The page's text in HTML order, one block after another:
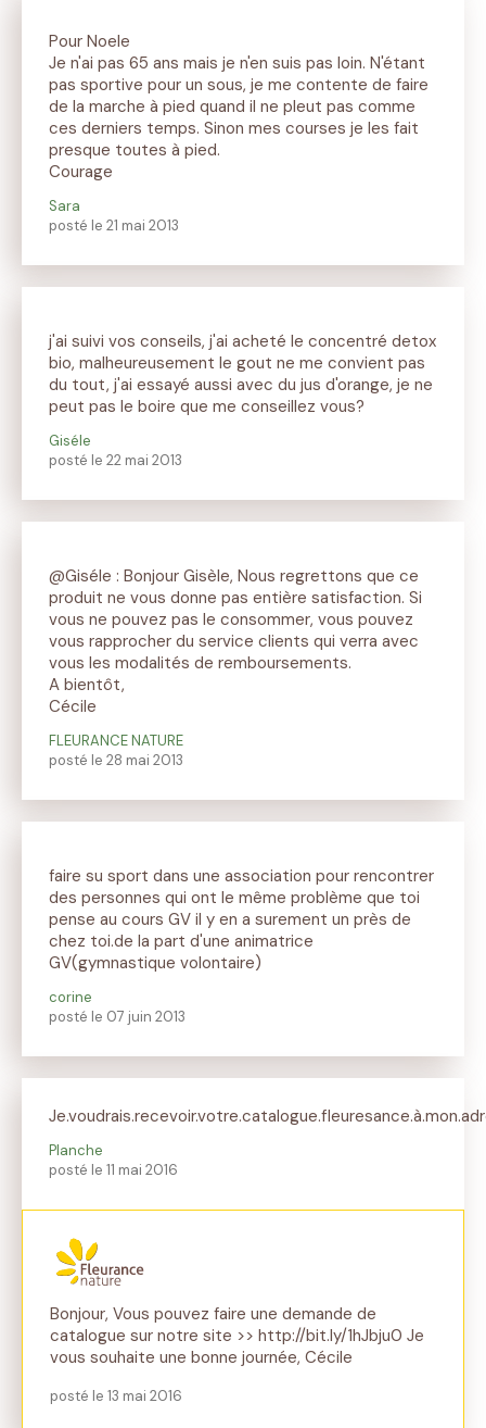
Pour Noele
Je n'ai pas 65 ans mais je n'en suis pas loin. N'étant
pas sportive pour un sous, je me contente de faire
de la marche à pied quand il ne pleut pas comme
ces derniers temps. Sinon mes courses je les fait
presque toutes à pied.
Courage
Sara
posté le 21 mai 2013
j'ai suivi vos conseils, j'ai acheté le concentré detox
bio, malheureusement le gout ne me convient pas
du tout, j'ai essayé aussi avec du jus d'orange, je ne
peut pas le boire que me conseillez vous?
Giséle
posté le 22 mai 2013
@Giséle : Bonjour Gisèle, Nous regrettons que ce
produit ne vous donne pas entière satisfaction. Si
vous ne pouvez pas le consommer, vous pouvez
vous rapprocher du service clients qui verra avec
vous les modalités de remboursements.
A bientôt,
Cécile
FLEURANCE NATURE
posté le 28 mai 2013
faire su sport dans une association pour rencontrer
des personnes qui ont le même problème que toi
pense au cours GV il y en a surement un près de
chez toi.de la part d'une animatrice
GV(gymnastique volontaire)
corine
posté le 07 juin 2013
Planche
posté le 11 mai 2016
Bonjour, Vous pouvez faire une demande de
catalogue sur notre site >> http://bit.ly/1hJbju0 Je
vous souhaite une bonne journée, Cécile
posté le 13 mai 2016